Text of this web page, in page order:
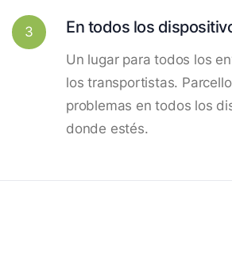
3 En todos los
Un lugar para todos los
los transportistas.
problemas en todos los
donde estés.